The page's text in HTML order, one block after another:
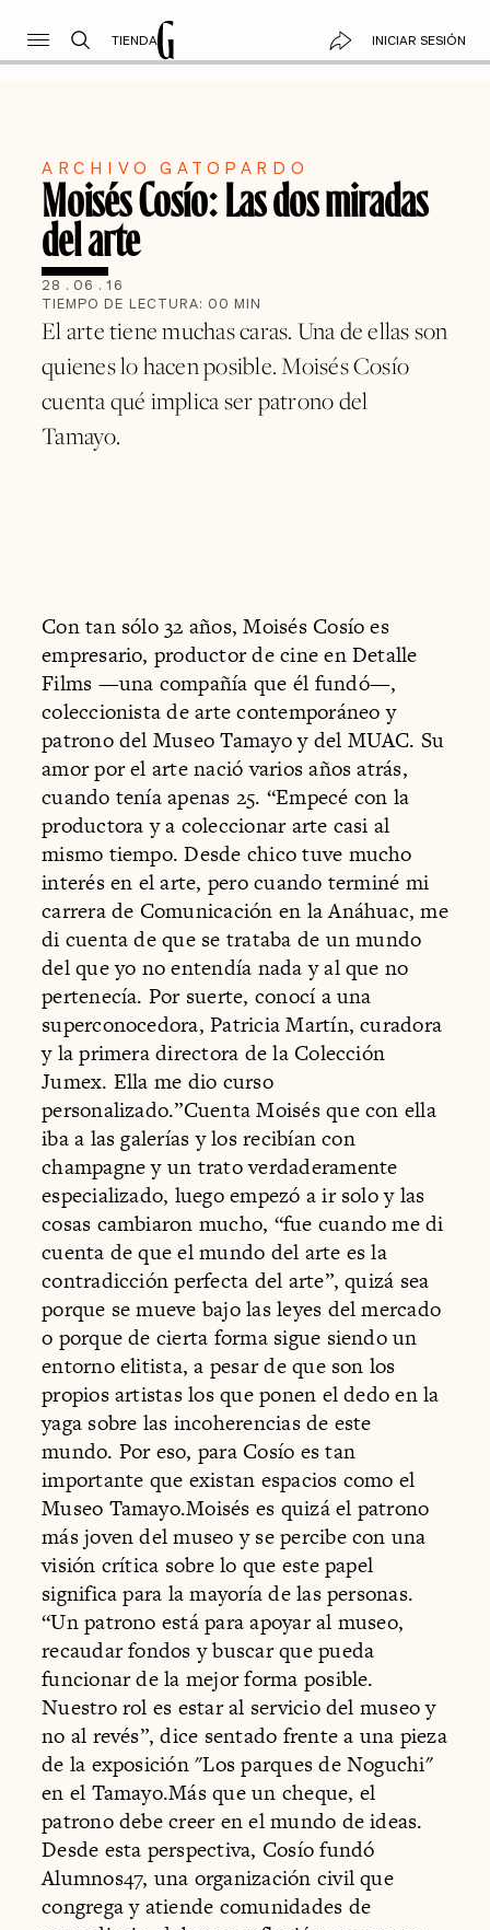
TIENDA INICIAR SESIÓN
ARCHIVO GATOPARDO
Moisés Cosío: Las dos miradas
del arte
28 . 06 . 16
TIEMPO DE LECTURA: 00 MIN
El arte tiene muchas caras. Una de ellas son
quienes lo hacen posible. Moisés Cosío
cuenta qué implica ser patrono del
Tamayo.
Con tan sólo 32 años, Moisés Cosío es
empresario, productor de cine en Detalle
Films —una compañía que él fundó—,
coleccionista de arte contemporáneo y
patrono del Museo Tamayo y del MUAC. Su
amor por el arte nació varios años atrás,
cuando tenía apenas 25. “Empecé con la
productora y a coleccionar arte casi al
mismo tiempo. Desde chico tuve mucho
interés en el arte, pero cuando terminé mi
carrera de Comunicación en la Anáhuac, me
di cuenta de que se trataba de un mundo
del que yo no entendía nada y al que no
pertenecía. Por suerte, conocí a una
superconocedora, Patricia Martín, curadora
y la primera directora de la Colección
Jumex. Ella me dio curso
personalizado.”Cuenta Moisés que con ella
iba a las galerías y los recibían con
champagne y un trato verdaderamente
especializado, luego empezó a ir solo y las
cosas cambiaron mucho, “fue cuando me di
cuenta de que el mundo del arte es la
contradicción perfecta del arte”, quizá sea
porque se mueve bajo las leyes del mercado
o porque de cierta forma sigue siendo un
entorno elitista, a pesar de que son los
propios artistas los que ponen el dedo en la
yaga sobre las incoherencias de este
mundo. Por eso, para Cosío es tan
importante que existan espacios como el
Museo Tamayo.Moisés es quizá el patrono
más joven del museo y se percibe con una
visión crítica sobre lo que este papel
significa para la mayoría de las personas.
“Un patrono está para apoyar al museo,
recaudar fondos y buscar que pueda
funcionar de la mejor forma posible.
Nuestro rol es estar al servicio del museo y
no al revés”, dice sentado frente a una pieza
de la exposición "Los parques de Noguchi"
en el Tamayo.Más que un cheque, el
patrono debe creer en el mundo de ideas.
Desde esta perspectiva, Cosío fundó
Alumnos47, una organización civil que
congrega y atiende comunidades de